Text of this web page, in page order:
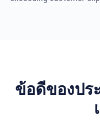
ข้อดีของปร